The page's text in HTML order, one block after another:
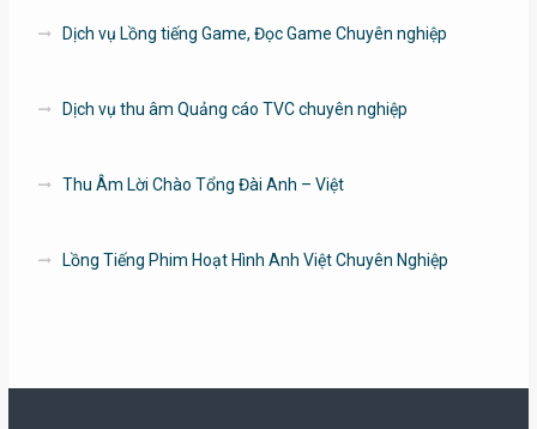
Dịch vụ Lồng tiếng Game, Đọc Game Chuyên nghiệp
Dịch vụ thu âm Quảng cáo TVC chuyên nghiệp
Thu Âm Lời Chào Tổng Đài Anh – Việt
Lồng Tiếng Phim Hoạt Hình Anh Việt Chuyên Nghiệp